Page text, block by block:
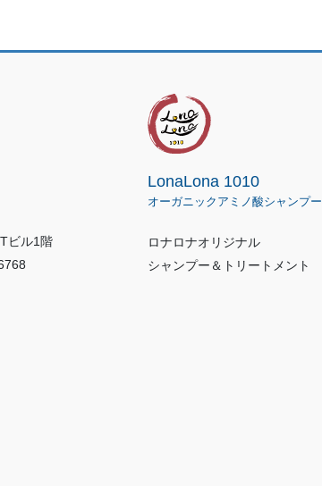
ビル1階
LonaLona 1010
オーガニックアミノ酸シャンプー
ロナロナオリジナル
シャンプー＆トリートメント